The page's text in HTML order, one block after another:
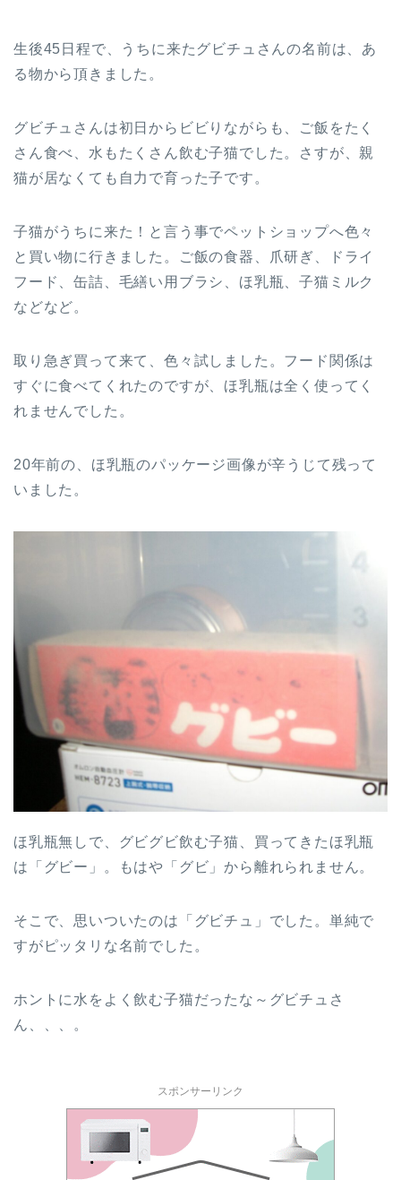
生後45日程で、うちに来たグビチュさんの名前は、あ
る物から頂きました。
グビチュさんは初日からビビりながらも、ご飯をたく
さん食べ、水もたくさん飲む子猫でした。さすが、親
猫が居なくても自力で育った子です。
子猫がうちに来た！と言う事でペットショップへ色々
と買い物に行きました。ご飯の食器、爪研ぎ、ドライ
フード、缶詰、毛繕い用ブラシ、ほ乳瓶、子猫ミルク
などなど。
取り急ぎ買って来て、色々試しました。フード関係は
すぐに食べてくれたのですが、ほ乳瓶は全く使ってく
れませんでした。
20年前の、ほ乳瓶のパッケージ画像が辛うじて残って
いました。
ほ乳瓶無しで、グビグビ飲む子猫、買ってきたほ乳瓶
は「グビー」。もはや「グビ」から離れられません。
そこで、思いついたのは「グビチュ」でした。単純で
すがピッタリな名前でした。
ホントに水をよく飲む子猫だったな～グビチュさ
ん、、、。
スポンサーリンク